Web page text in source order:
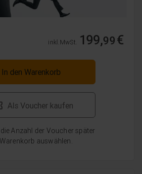
inkl. MwSt. 199,99€
In den Warenkorb
Als Voucher kaufen
Anzahl der Voucher später
auswählen.